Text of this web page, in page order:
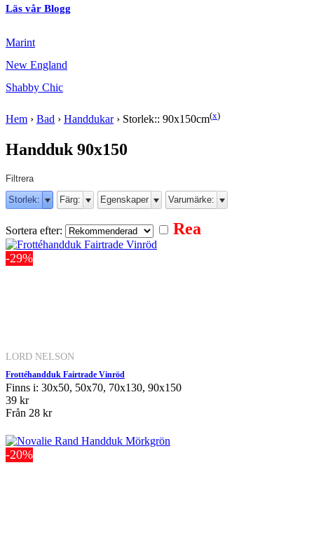
Läs vår Blogg
Marint
New England
Shabby Chic
Hem › Bad › Handdukar› Storlek:: 90x150cm(x)
Handduk 90x150
Filtrera
Storlek:
Färg: Egenskaper Varumärke:
Sortera efter: Rea
-29%
LORD NELSON
Frottéhandduk Fairtrade Vinröd
Finns i: 30x50, 50x70, 70x130, 90x150
39 kr
Från 28 kr
-20%